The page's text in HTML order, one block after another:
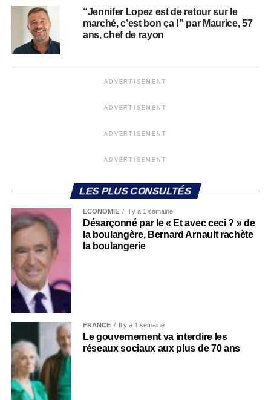
“Jennifer Lopez est de retour sur le
marché, c’est bon ça !” par Maurice, 57
ans, chef de rayon
ADVERTISEMENT
ADVERTISEMENT
ADVERTISEMENT
ADVERTISEMENT
LES PLUS CONSULTÉS
ECONOMIE Il y a 1 semaine
Désarçonné par le « Et avec ceci ? » de
la boulangère, Bernard Arnault rachète
la boulangerie
FRANCE Il y a 1 semaine
Le gouvernement va interdire les
réseaux sociaux aux plus de 70 ans